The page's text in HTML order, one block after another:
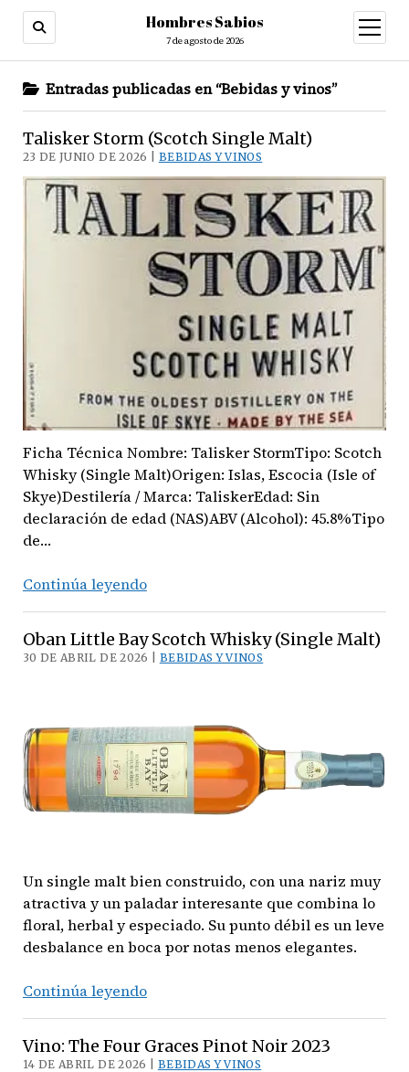
Hombres Sabios
7 de agosto de 2026
abrir
menú
Entradas publicadas en “Bebidas y vinos”
Talisker Storm (Scotch Single Malt)
23 DE JUNIO DE 2026 | BEBIDAS Y VINOS
Ficha Técnica Nombre: Talisker StormTipo: Scotch
Whisky (Single Malt)Origen: Islas, Escocia (Isle of
Skye)Destilería / Marca: TaliskerEdad: Sin
declaración de edad (NAS)ABV (Alcohol): 45.8%Tipo
de…
Continúa leyendoTalisker
(Scotch
Single
Oban Little Bay Scotch Whisky (Single Malt)
30 DE ABRIL DE 2026 | BEBIDAS Y VINOS
Un single malt bien construido, con una nariz muy
atractiva y un paladar interesante que combina lo
floral, herbal y especiado. Su punto débil es un leve
desbalance en boca por notas menos elegantes.
Continúa leyendoOban
Scotch
Vino: The Four Graces Pinot Noir 2023
14 DE ABRIL DE 2026 | BEBIDAS Y VINOS